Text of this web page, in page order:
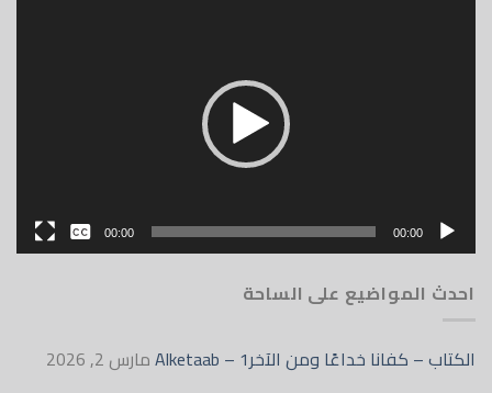
00:00
00:00
بدون
English
احدث المواضيع على الساحة
الكتاب – كفانا خداعًا ومن الآخر1 – Alketaab مارس 2, 2026